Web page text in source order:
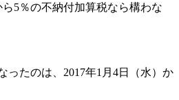
5％の不納付加算税なら構わな
たのは、2017年1月4日（水）か